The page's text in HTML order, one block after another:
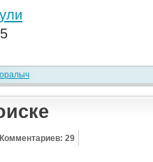
Комментариев: 29